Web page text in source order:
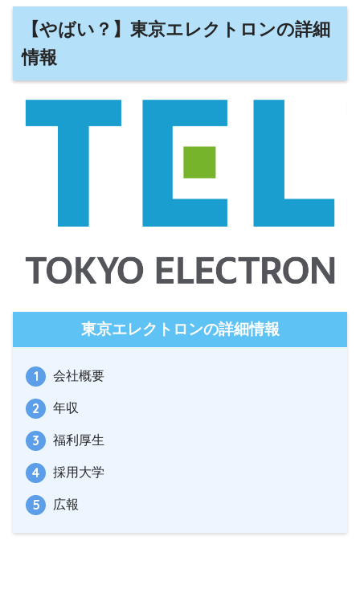
【やばい？】東京エレクトロンの詳細
情報
東京エレクトロンの詳細情報
会社概要
年収
福利厚生
採用大学
広報